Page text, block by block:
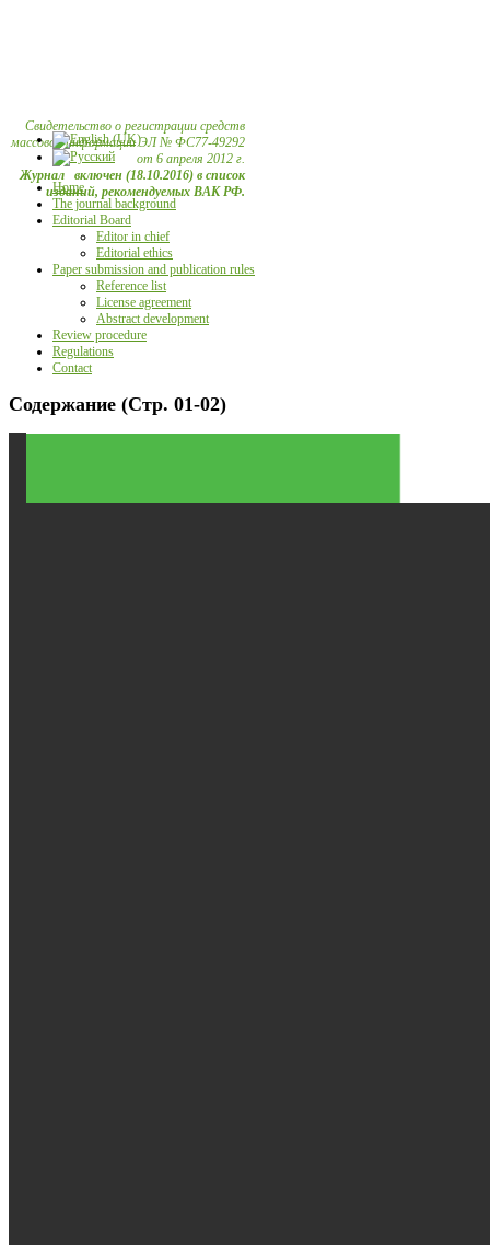
Свидетельство о регистрации средств
массовой информации ЭЛ № ФС77-49292
от 6 апреля 2012 г.
Журнал включен (18.10.2016) в список
изданий, рекомендуемых ВАК РФ.
Home
The journal background
Editorial Board
Editor in chief
Editorial ethics
Paper submission and publication rules
Reference list
License agreement
Abstract development
Review procedure
Regulations
Contact
Содержание (Стр. 01-02)